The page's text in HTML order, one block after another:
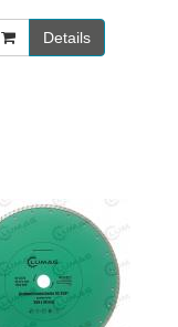
Details